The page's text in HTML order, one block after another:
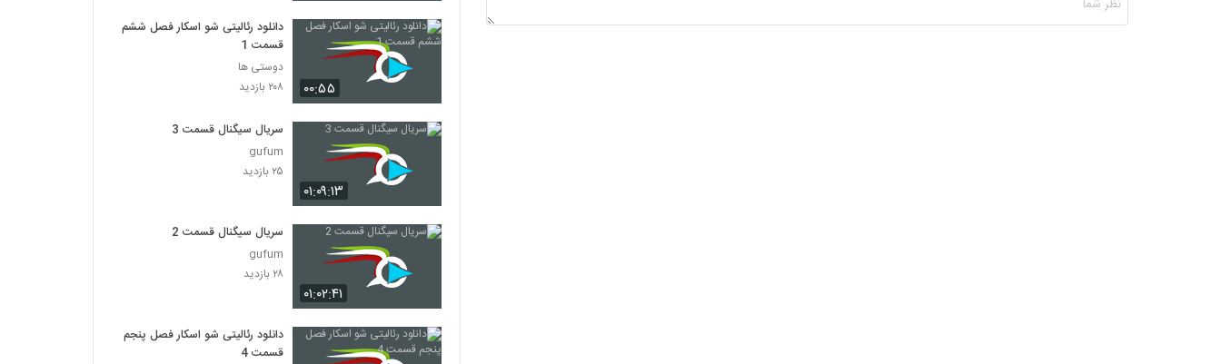
۰۰:۵۵
دانلود رئالیتی شو اسکار فصل ششم
قسمت 1
دوستی ها
۲۰۸ بازدید
۰۱:۰۹:۱۳
سریال سیگنال قسمت 3
gufum
۲۵ بازدید
۰۱:۰۲:۴۱
سریال سیگنال قسمت 2
gufum
۲۸ بازدید
دانلود رئالیتی شو اسکار فصل پنجم
قسمت 4